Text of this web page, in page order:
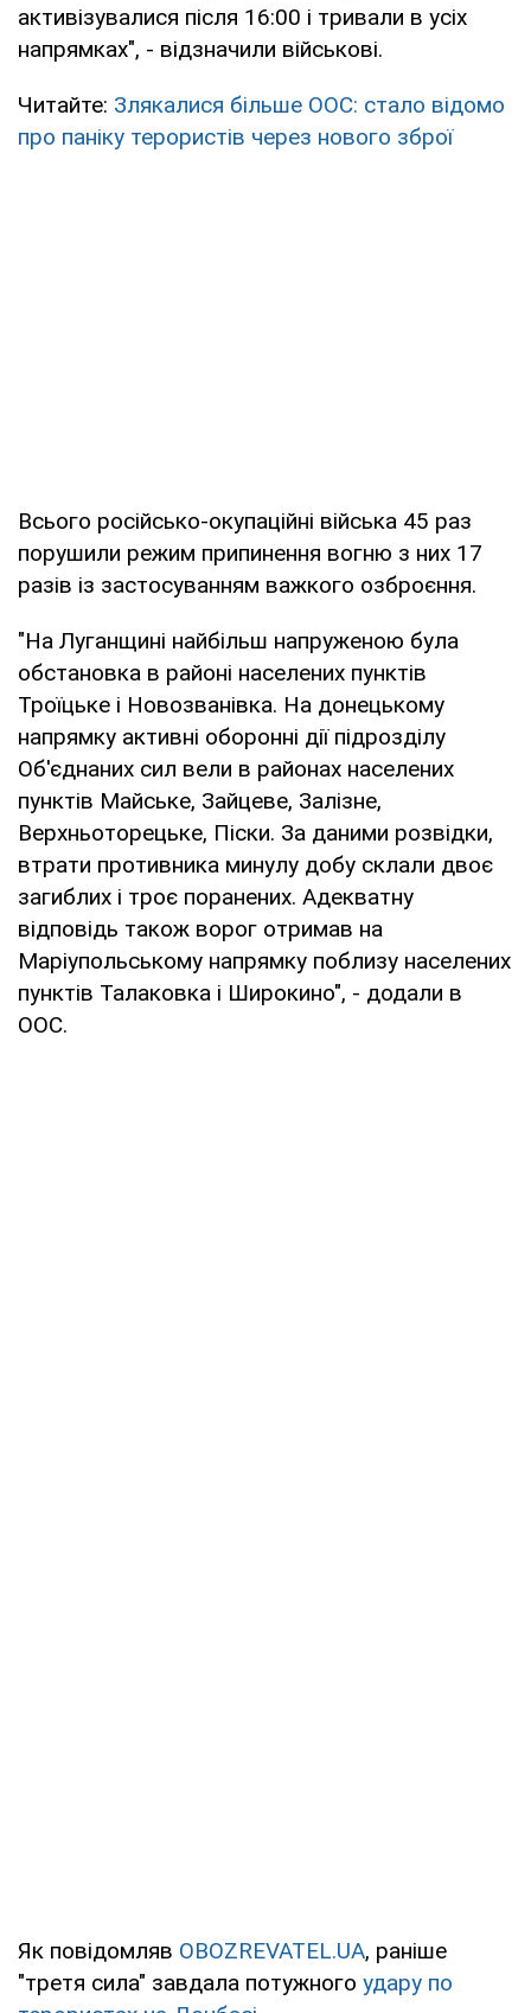
активізувалися після 16:00 і тривали в усіх
напрямках", - відзначили військові.
Читайте: Злякалися більше ООС: стало відомо
про паніку терористів через нового зброї
Всього російсько-окупаційні війська 45 раз
порушили режим припинення вогню з них 17
разів із застосуванням важкого озброєння.
"На Луганщині найбільш напруженою була
обстановка в районі населених пунктів
Троїцьке і Новозванівка. На донецькому
напрямку активні оборонні дії підрозділу
Об'єднаних сил вели в районах населених
пунктів Майське, Зайцеве, Залізне,
Верхньоторецьке, Піски. За даними розвідки,
втрати противника минулу добу склали двоє
загиблих і троє поранених. Адекватну
відповідь також ворог отримав на
Маріупольському напрямку поблизу населених
пунктів Талаковка і Широкино", - додали в
ООС.
Як повідомляв OBOZREVATEL.UA, раніше
"третя сила" завдала потужного удару по